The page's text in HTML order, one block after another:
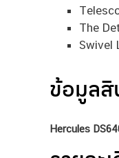
The
Swivel
ข้อมูลสิ
Hercules